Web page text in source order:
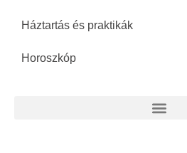
Háztartás és praktikák
Horoszkóp